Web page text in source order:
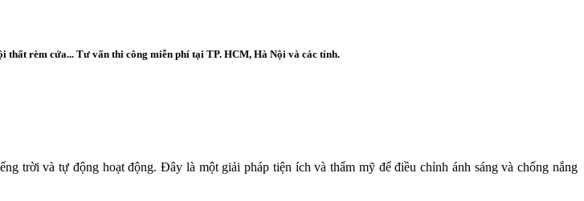
thất rèm cửa... Tư vấn thi công miễn phí tại TP. HCM, Hà Nội và các tỉnh.
trời và tự động hoạt động. Đây là một giải pháp tiện ích và thẩm mỹ để điều chỉnh ánh sáng và chống nắng